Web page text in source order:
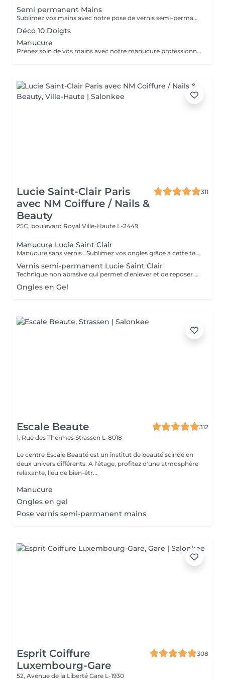
Semi permanent Mains
Sublimez vos mains avec notre pose de vernis semi-permanent, pour un résultat parfait et durable jusqu'à 3 semaines. -Finition brillante et impeccable -Résistant aux chocs et aux éclats -Disponible dans une large palette de couleurs tendances Chaque séance comprend préparation de l'ongle, application soignée et finition professionnelle, pour des mains élégantes et parfaitement entretenues.
Déco 10 Doigts
Manucure
Prenez soin de vos mains avec notre manucure professionnelle, pour des ongles soignés et une peau douce. - Limage et modelage précis des ongles - Soin des cuticules et hydratation des mains - Finition base fortifiante ou non Chaque séance est réalisée avec soin pour un résultat élégant et raffiné.
Lucie Saint-Clair Paris
avec NM Coiffure / Nails &
Beauty
311
25C, boulevard Royal Ville-Haute L-2449
Manucure Lucie Saint Clair
Manucure sans vernis . Sublimez vos ongles grâce à cette technique naturelle qui comprend une mise en forme, une élimination tout en douceur de la cuticule. Les ongles retrouvent leur éclat naturel . Manucure avec vernis. Sublimez vos ongles grâce à cette technique naturelle qui comprend une mise en forme, une élimination tout en douceur de la cuticule. Finition complète et impeccable grâce a la pose de vernis.
Vernis semi-permanent Lucie Saint Clair
Technique non abrasive qui permet d'enlever et de reposer en douceur votre semi-permanent. Tenue ,brillance impeccable
Ongles en Gel
Escale Beaute
312
1, Rue des Thermes Strassen L-8018
Le centre Escale Beauté est un institut de beauté scindé en
deux univers différents. A l'étage, profitez d'une atmosphère
relaxante, lieu de bien-êtr...
Manucure
Ongles en gel
Pose vernis semi-permanent mains
Esprit Coiffure
Luxembourg-Gare
308
52, Avenue de la Liberté Gare L-1930